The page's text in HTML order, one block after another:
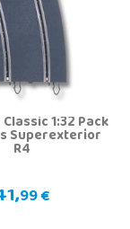
1:32 Pack
Superexterior
R4
99 €